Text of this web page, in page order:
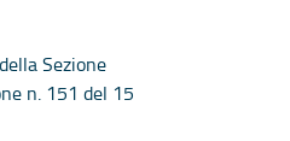
Sezione
n. 151 del 15